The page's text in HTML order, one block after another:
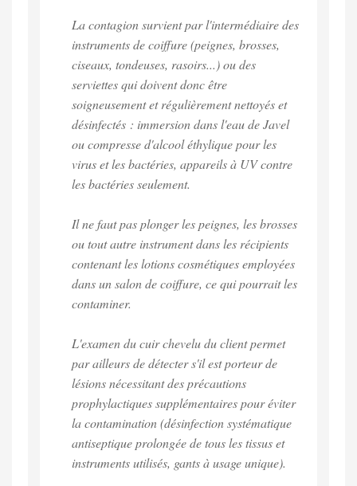
La contagion survient par l'intermédiaire des
instruments de coiffure (peignes, brosses,
ciseaux, tondeuses, rasoirs...) ou des
serviettes qui doivent donc être
soigneusement et régulièrement nettoyés et
désinfectés : immersion dans l'eau de Javel
ou compresse d'alcool éthylique pour les
virus et les bactéries, appareils à UV contre
les bactéries seulement.
Il ne faut pas plonger les peignes, les brosses
ou tout autre instrument dans les récipients
contenant les lotions cosmétiques employées
dans un salon de coiffure, ce qui pourrait les
contaminer.
L'examen du cuir chevelu du client permet
par ailleurs de détecter s'il est porteur de
lésions nécessitant des précautions
prophylactiques supplémentaires pour éviter
la contamination (désinfection systématique
antiseptique prolongée de tous les tissus et
instruments utilisés, gants à usage unique).